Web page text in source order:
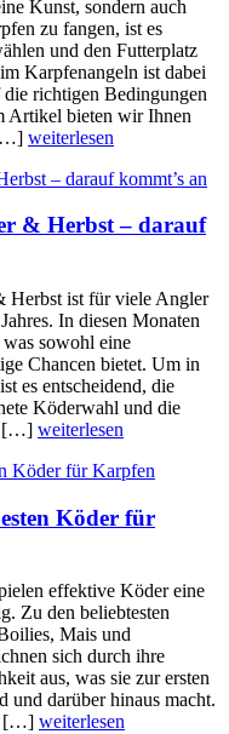
Kunst, sondern auch
zu fangen, ist es
und den Futterplatz
Karpfenangeln ist dabei
die richtigen Bedingungen
Artikel bieten wir Ihnen
weiterlesen
& Herbst – darauf
Herbst ist für viele Angler
In diesen Monaten
sowohl eine
Chancen bietet. Um in
es entscheidend, die
Köderwahl und die
[…] weiterlesen
Köder für
effektive Köder eine
Zu den beliebtesten
Mais und
sich durch ihre
aus, was sie zur ersten
und darüber hinaus macht.
[…] weiterlesen